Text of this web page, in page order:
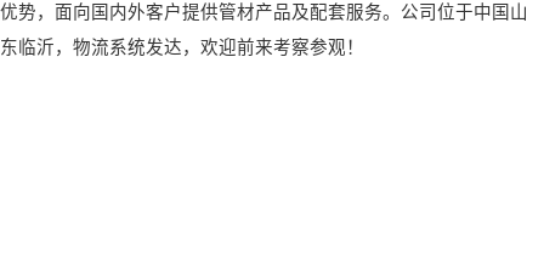
优势，面向国内外客户提供管材产品及配套服务。公司位于中国山
东临沂，物流系统发达，欢迎前来考察参观！